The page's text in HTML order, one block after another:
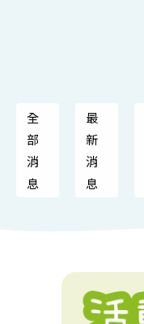
全
部
消
息
最
新
消
息